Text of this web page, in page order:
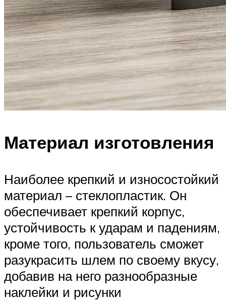
Материал изготовления
Наиболее крепкий и износостойкий
материал – стеклопластик. Он
обеспечивает крепкий корпус,
устойчивость к ударам и падениям,
кроме того, пользователь сможет
разукрасить шлем по своему вкусу,
добавив на него разнообразные
наклейки и рисунки